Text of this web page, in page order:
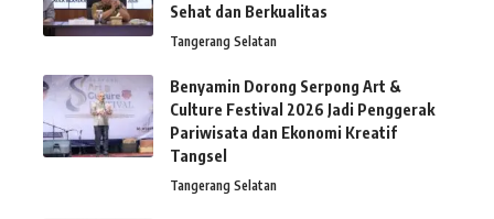
Sehat dan Berkualitas
Tangerang Selatan
Benyamin Dorong Serpong Art &
Culture Festival 2026 Jadi Penggerak
Pariwisata dan Ekonomi Kreatif
Tangsel
Tangerang Selatan